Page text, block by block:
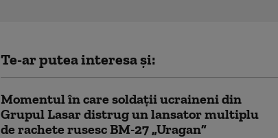
Te-ar putea interesa și:
Momentul în care soldații ucraineni din
Grupul Lasar distrug un lansator multiplu
de rachete rusesc BM-27 „Uragan”